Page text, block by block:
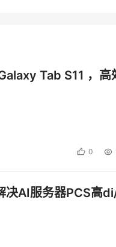
高可用、安全。
问题，如果是每个阶段有
存储平台，去实现数据的
多模态存储解决方案
数据湖系统的业务范围
客户带来一个新的增值的
低成本，基于COS之上
Tab S11 ，高
0
决AI服务器PCS高